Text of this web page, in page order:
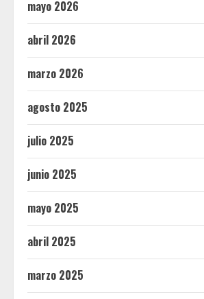
mayo 2026
abril 2026
marzo 2026
agosto 2025
julio 2025
junio 2025
mayo 2025
abril 2025
marzo 2025